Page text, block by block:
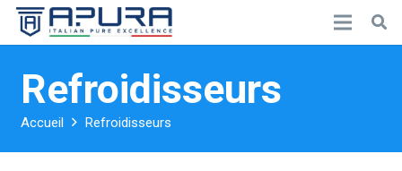
Refroidisseurs
Accueil Refroidisseurs